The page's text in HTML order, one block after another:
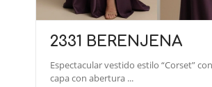
2331 BERENJENA
Espectacular vestido estilo “Corset”
capa con abertura ...